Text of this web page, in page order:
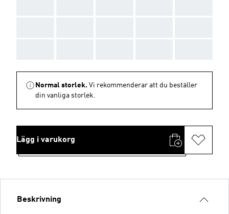
Normal storlek. Vi rekommenderar att du beställer
din vanliga storlek.
Lägg i varukorg
Beskrivning